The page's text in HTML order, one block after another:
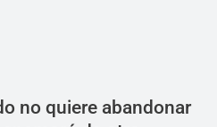
no quiere abandonar